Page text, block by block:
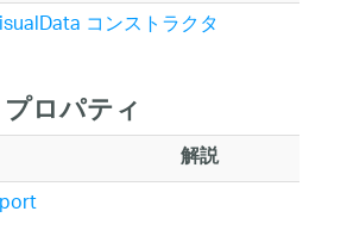
コンストラクタ
ロパティ
解説